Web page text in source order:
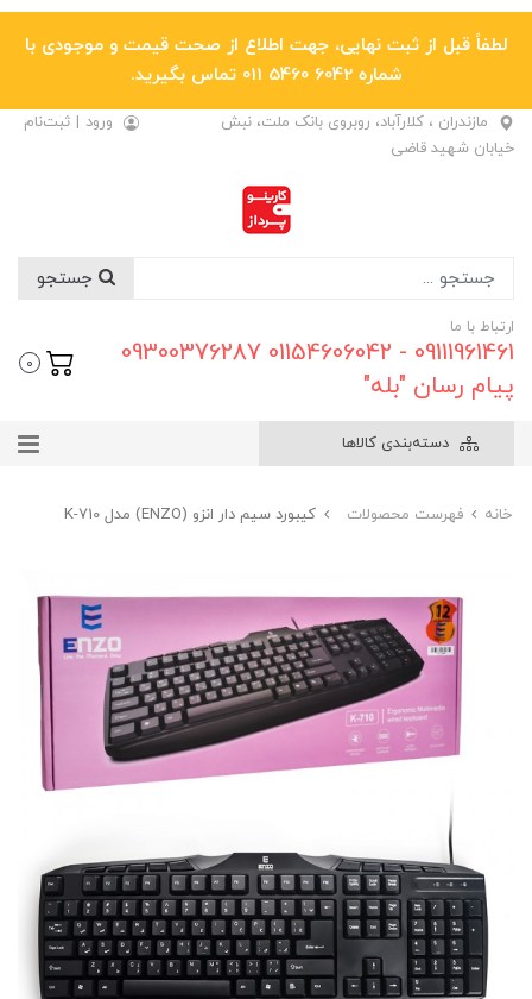
لطفاً قبل از ثبت نهایی، جهت اطلاع از صحت قیمت و موجودی با
شماره 6042 5460 011 تماس بگیرید.
مازندران ، کلارآباد، روبروی بانک ملت، نبش
خیابان شهید قاضی
ورود | ثبت‌نام
ارتباط با ما
09111961461 - 01154606042 09300376287
پیام رسان "بله"
0
دسته‌بندی کالاها
خانه فهرست محصولات کیبورد سیم دار انزو (ENZO) مدل K-710